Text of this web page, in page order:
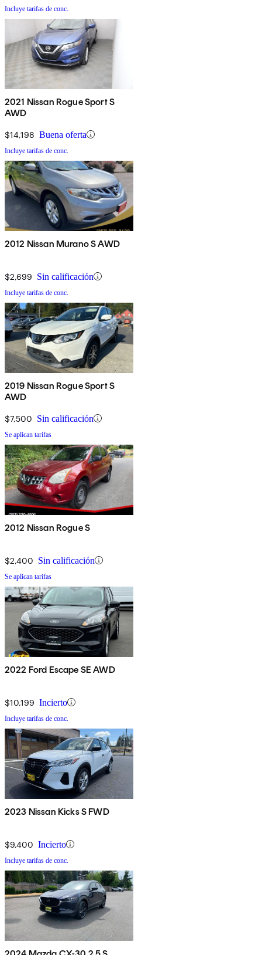
Incluye tarifas de conc.
2021 Nissan Rogue Sport S
AWD
$14,198 Buena oferta
Incluye tarifas de conc.
2012 Nissan Murano S AWD
$2,699 Sin calificación
Incluye tarifas de conc.
2019 Nissan Rogue Sport S
AWD
$7,500 Sin calificación
Se aplican tarifas
2012 Nissan Rogue S
$2,400 Sin calificación
Se aplican tarifas
2022 Ford Escape SE AWD
$10,199 Incierto
Incluye tarifas de conc.
2023 Nissan Kicks S FWD
$9,400 Incierto
Incluye tarifas de conc.